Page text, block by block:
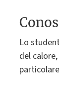
Lo
del